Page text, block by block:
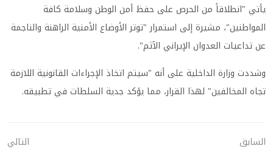
يأتي "انطلاقاً من الحرص على حفظ أمن الوطن وسلامة كافة
المواطنين"، مشيرة إلى استمرار "توتر الأوضاع الأمنية الراهنة والناجمة
عن تداعيات العدوان الإيراني الآثم".
وشددت وزارة الداخلية على أنه "سيتم اتخاذ الإجراءات القانونية اللازمة
تجاه المخالفين" لهذا القرار، مما يؤكد جدية السلطات في تطبيقه.
السابق
التالي